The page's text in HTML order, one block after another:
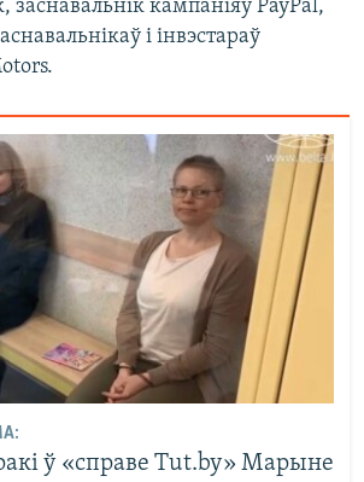
кампаніяў PayPal,
і інвэстараў
ў «справе Tut.by» Марыне